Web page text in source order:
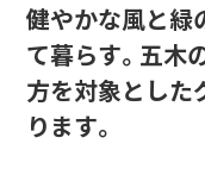
健やかな風と緑
て暮らす。五木
方を対象とした
ります。